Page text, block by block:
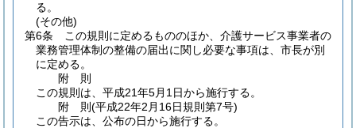
る。
(その他)
第6条
この規則に定めるもののほか、介護サービス事業者の
業務管理体制の整備の届出に関し必要な事項は、市長が別
に定める。
附 則
この規則は、平成21年5月1日から施行する。
附 則(平成22年2月16日規則第7号)
この告示は、公布の日から施行する。